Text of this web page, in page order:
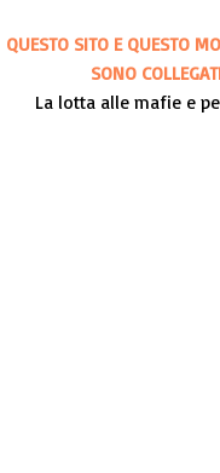
QUESTO SITO E QUESTO
SONO
La lotta alle mafie e